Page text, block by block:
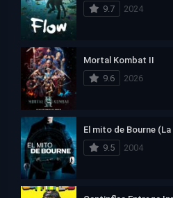
9.7
2024
Mortal Kombat II
9.6
2026
El mito de Bourne
9.5
2004